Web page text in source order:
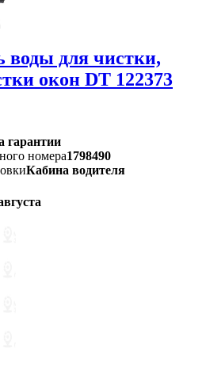
воды для чистки,
окон DT 122373
гарантии
номера1798490
Кабина водителя